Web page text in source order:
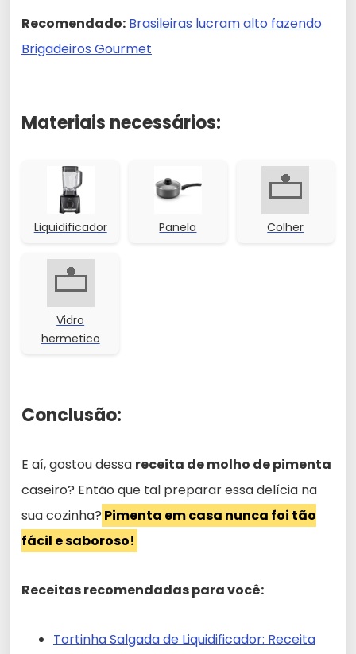
Recomendado: Brasileiras lucram alto fazendo
Brigadeiros Gourmet
Materiais necessários:
Liquidificador Panela Colher
Vidro
hermetico
Conclusão:
E aí, gostou dessa receita de molho de pimenta
caseiro? Então que tal preparar essa delícia na
sua cozinha? Pimenta em casa nunca foi tão
fácil e saboroso!
Receitas recomendadas para você:
Tortinha Salgada de Liquidificador: Receita